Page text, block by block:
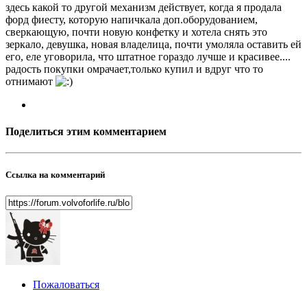
здесь какой то другой механизм действует, когда я продала
форд фиесту, которую напичкала доп.оборудованием,
сверкающую, почти новую конфетку и хотела снять это
зеркало, девушка, новая владелица, почти умоляла оставить ей
его, еле уговорила, что штатное гораздо лучше и красивее....
радость покупки омрачает,только купил и вдруг что то
отнимают
Поделиться этим комментарием
Ссылка на комментарий
Пожаловаться